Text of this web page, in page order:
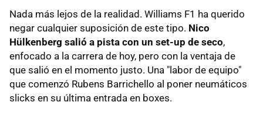
Nada más lejos de la realidad. Williams F1 ha querido
negar cualquier suposición de este tipo. Nico
Hülkenberg salió a pista con un set-up de seco,
enfocado a la carrera de hoy, pero con la ventaja de
que salió en el momento justo. Una "labor de equipo"
que comenzó Rubens Barrichello al poner neumáticos
slicks en su última entrada en boxes.